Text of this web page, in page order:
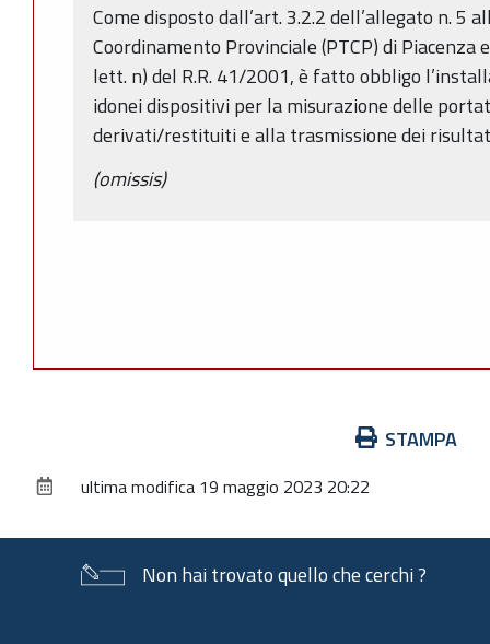
Come disposto dall’art. 3.2.2 dell’allegato n. 5
Coordinamento Provinciale (PTCP) di Piacenza
lett. n) del R.R. 41/2001, è fatto obbligo
idonei dispositivi per la misurazione delle
derivati/restituiti e alla trasmissione dei
(omissis)
documento
STAMPA
ultima modifica 19 maggio 2023 20:22
Non hai trovato quello che cerchi ?